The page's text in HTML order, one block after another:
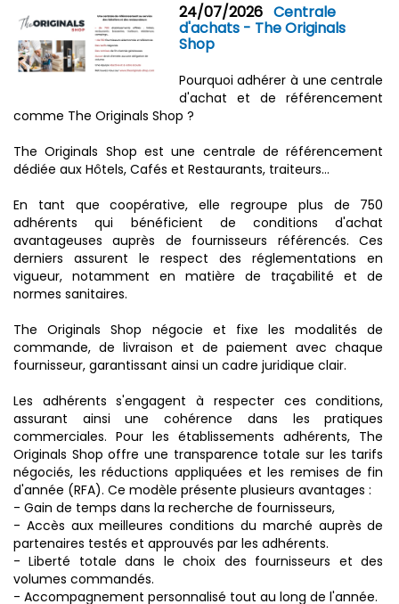
24/07/2026 Centrale
d'achats - The Originals
Shop
Pourquoi adhérer à une centrale
d'achat et de référencement
comme The Originals Shop ?
The Originals Shop est une centrale de référencement
dédiée aux Hôtels, Cafés et Restaurants, traiteurs…
En tant que coopérative, elle regroupe plus de 750
adhérents qui bénéficient de conditions d'achat
avantageuses auprès de fournisseurs référencés. Ces
derniers assurent le respect des réglementations en
vigueur, notamment en matière de traçabilité et de
normes sanitaires.
The Originals Shop négocie et fixe les modalités de
commande, de livraison et de paiement avec chaque
fournisseur, garantissant ainsi un cadre juridique clair.
Les adhérents s'engagent à respecter ces conditions,
assurant ainsi une cohérence dans les pratiques
commerciales. Pour les établissements adhérents, The
Originals Shop offre une transparence totale sur les tarifs
négociés, les réductions appliquées et les remises de fin
d'année (RFA). Ce modèle présente plusieurs avantages :
- Gain de temps dans la recherche de fournisseurs,
- Accès aux meilleures conditions du marché auprès de
partenaires testés et approuvés par les adhérents.
- Liberté totale dans le choix des fournisseurs et des
volumes commandés.
- Accompagnement personnalisé tout au long de l'année.